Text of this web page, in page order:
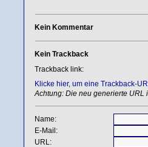
Kein Kommentar
Kein Trackback
Trackback link:
Klicke hier, um eine Trackback-
Achtung: Die neu generierte URL
Name:
E-Mail:
URL: